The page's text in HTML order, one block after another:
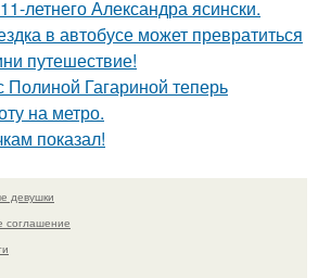
летнего Александра ясински.
в автобусе может превратиться
путешествие!
Полиной Гагариной теперь
на метро.
показал!
девушки
соглашение